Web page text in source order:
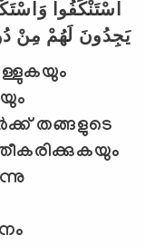
اسْتَنْكَفُوا
يَجِدُونَ لَهُمْ مِنْ
തങ്ങളുടെ